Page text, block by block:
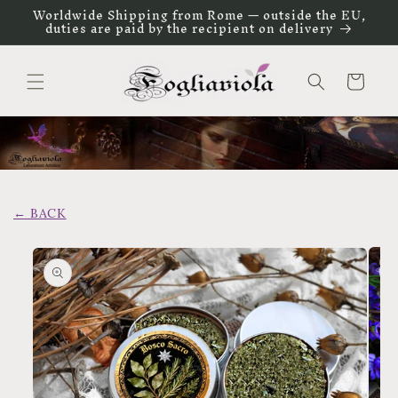
direttamente
ai contenuti
Worldwide Shipping from Rome — outside the EU,
duties are paid by the recipient on delivery
Carrello
← BACK
Passa alle
informazioni
sul prodotto